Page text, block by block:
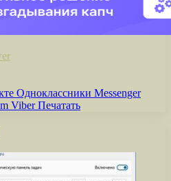
Одноклассники Messenger
Viber Печатать